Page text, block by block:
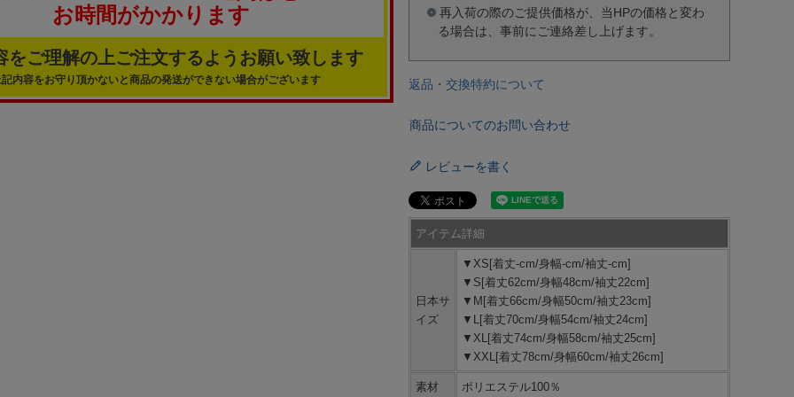
お時間がかかります
をご理解の上ご注文するようお願い致します
内容をお守り頂かないと商品の発送ができない場合がございます
再入荷の際のご提供価格が、当HPの価格と変わ
る場合は、事前にご連絡差し上げます。
返品・交換特約について
商品についてのお問い合わせ
レビューを書く
アイテム詳細
日本サ
イズ
▼XS[着丈-cm/身幅-cm/袖丈-cm]
▼S[着丈62cm/身幅48cm/袖丈22cm]
▼M[着丈66cm/身幅50cm/袖丈23cm]
▼L[着丈70cm/身幅54cm/袖丈24cm]
▼XL[着丈74cm/身幅58cm/袖丈25cm]
▼XXL[着丈78cm/身幅60cm/袖丈26cm]
素材 ポリエステル100％